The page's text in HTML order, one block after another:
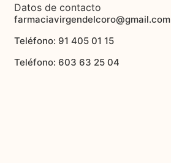
Datos de contacto
farmaciavirgendelcoro@gmail.com
Teléfono: 91 405 01 15
Teléfono: 603 63 25 04